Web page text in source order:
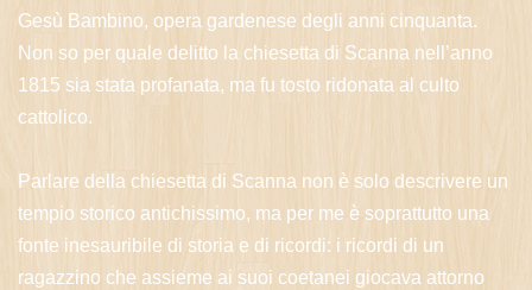
Gesù Bambino, opera gardenese degli anni cinquanta.
Non so per quale delitto la chiesetta di Scanna nell’anno
1815 sia stata profanata, ma fu tosto ridonata al culto
cattolico.
Parlare della chiesetta di Scanna non è solo descrivere un
tempio storico antichissimo, ma per me è soprattutto una
fonte inesauribile di storia e di ricordi: i ricordi di un
ragazzino che assieme ai suoi coetanei giocava attorno